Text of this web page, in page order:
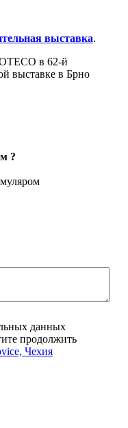
выставка.
ОТЕСО в 62-й
выставке в Брно
?
данных
продолжить
Чехия